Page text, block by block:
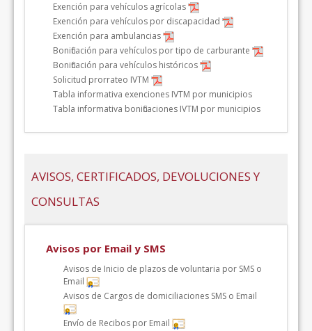
Exención para vehículos agrícolas
Exención para vehículos por discapacidad
Exención para ambulancias
Bonificación para vehículos por tipo de carburante
Bonificación para vehículos históricos
Solicitud prorrateo IVTM
Tabla informativa exenciones IVTM por municipios
Tabla informativa bonificaciones IVTM por municipios
AVISOS, CERTIFICADOS, DEVOLUCIONES Y
CONSULTAS
Avisos por Email y SMS
Avisos de Inicio de plazos de voluntaria por SMS o
Email
Avisos de Cargos de domiciliaciones SMS o Email
Envío de Recibos por Email